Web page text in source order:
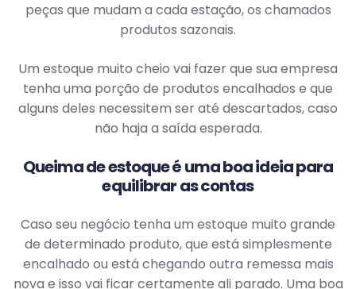
peças que mudam a cada estação, os chamados
produtos sazonais.
Um estoque muito cheio vai fazer que sua empresa
tenha uma porção de produtos encalhados e que
alguns deles necessitem ser até descartados, caso
não haja a saída esperada.
Queima de estoque é uma boa ideia para
equilibrar as contas
Caso seu negócio tenha um estoque muito grande
de determinado produto, que está simplesmente
encalhado ou está chegando outra remessa mais
nova e isso vai ficar certamente ali parado. Uma boa